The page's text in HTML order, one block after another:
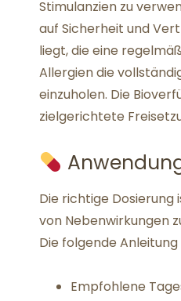
Stimulanzien zu
auf Sicherheit und
liegt, die eine
Allergien die
einzuholen. Die
zielgerichtete
Die richtige Dosierung
von Nebenwirkungen
Die folgende
Empfohlene